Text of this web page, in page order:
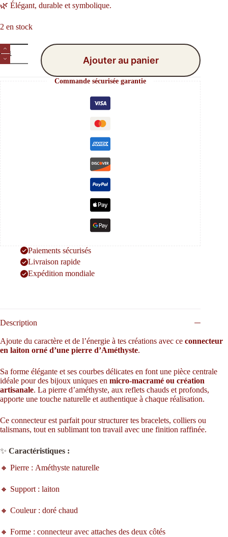
🌿 Élégant, durable et symbolique.
2 en stock
quantité
de
Connecteur
Ajouter au panier
Commande sécurisée garantie
Paiements sécurisés
Livraison rapide
Expédition mondiale
Description
Ajoute du caractère et de l’énergie à tes créations avec ce connecteur
en laiton orné d’une pierre d’Améthyste.
Sa forme élégante et ses courbes délicates en font une pièce centrale
idéale pour des bijoux uniques en micro-macramé ou création
artisanale. La pierre d’améthyste, aux reflets chauds et profonds,
apporte une touche naturelle et authentique à chaque réalisation.
Ce connecteur est parfait pour structurer tes bracelets, colliers ou
talismans, tout en sublimant ton travail avec une finition raffinée.
✨ Caractéristiques :
🔸 Pierre : Améthyste naturelle
🔸 Support : laiton
🔸 Couleur : doré chaud
🔸 Forme : connecteur avec attaches des deux côtés